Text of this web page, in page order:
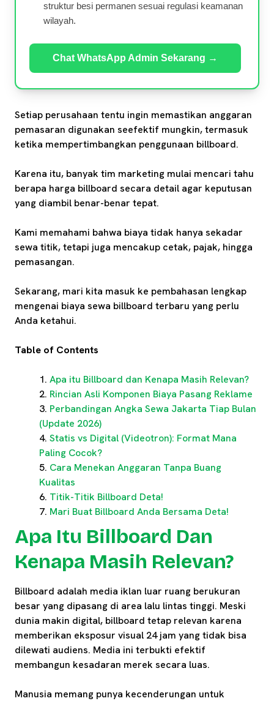
struktur besi permanen sesuai regulasi keamanan
wilayah.
Chat WhatsApp Admin Sekarang →
Setiap perusahaan tentu ingin memastikan anggaran
pemasaran digunakan seefektif mungkin, termasuk
ketika mempertimbangkan penggunaan billboard.
Karena itu, banyak tim marketing mulai mencari tahu
berapa harga billboard secara detail agar keputusan
yang diambil benar-benar tepat.
Kami memahami bahwa biaya tidak hanya sekadar
sewa titik, tetapi juga mencakup cetak, pajak, hingga
pemasangan.
Sekarang, mari kita masuk ke pembahasan lengkap
mengenai biaya sewa billboard terbaru yang perlu
Anda ketahui.
Table of Contents
Apa itu Billboard dan Kenapa Masih Relevan?
Rincian Asli Komponen Biaya Pasang Reklame
Perbandingan Angka Sewa Jakarta Tiap Bulan
(Update 2026)
Statis vs Digital (Videotron): Format Mana
Paling Cocok?
Cara Menekan Anggaran Tanpa Buang
Kualitas
Titik-Titik Billboard Deta!
Mari Buat Billboard Anda Bersama Deta!
Apa Itu Billboard Dan
Kenapa Masih Relevan?
Billboard adalah media iklan luar ruang berukuran
besar yang dipasang di area lalu lintas tinggi. Meski
dunia makin digital, billboard tetap relevan karena
memberikan eksposur visual 24 jam yang tidak bisa
dilewati audiens. Media ini terbukti efektif
membangun kesadaran merek secara luas.
Manusia memang punya kecenderungan untuk